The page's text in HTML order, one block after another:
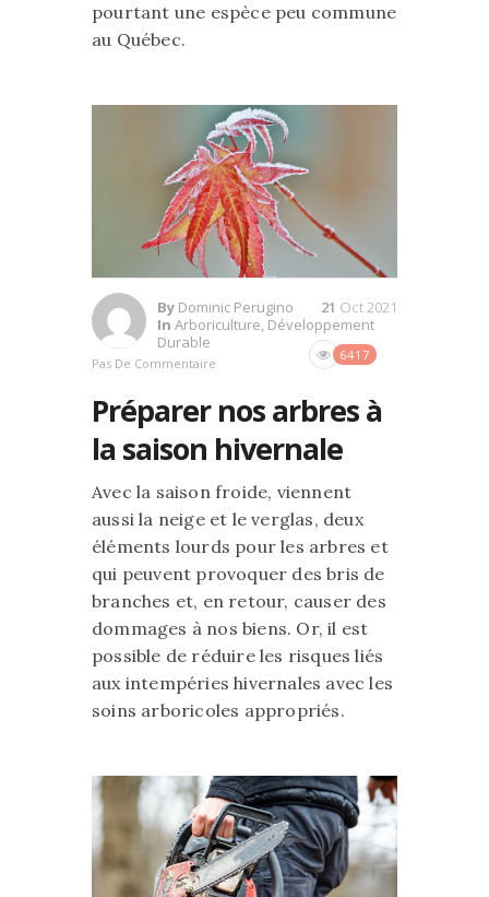
pourtant une espèce peu commune
au Québec.
By Dominic Perugino
In Arboriculture Développement
Durable
Pas De Commentaire
6417
21 Oct 2021
Préparer nos arbres à
la saison hivernale
Avec la saison froide, viennent
aussi la neige et le verglas, deux
éléments lourds pour les arbres et
qui peuvent provoquer des bris de
branches et, en retour, causer des
dommages à nos biens. Or, il est
possible de réduire les risques liés
aux intempéries hivernales avec les
soins arboricoles appropriés.